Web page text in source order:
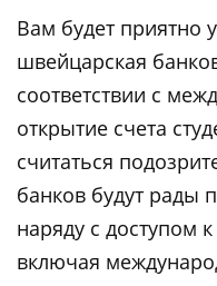
Вам будет приятно
швейцарская
соответствии с
открытие счета
считаться
банков будут рады
наряду с доступом
включая